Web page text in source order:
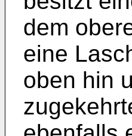
dem
eine
oben hin